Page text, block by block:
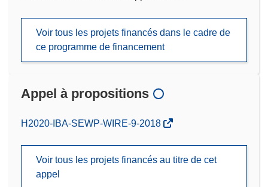
Voir tous les projets financés dans le cadre de
ce programme de financement
Appel à propositions
(s’ouvre
nouvelle
fenêtre)
H2020-IBA-SEWP-WIRE-9-2018
Voir tous les projets financés au titre de cet
appel